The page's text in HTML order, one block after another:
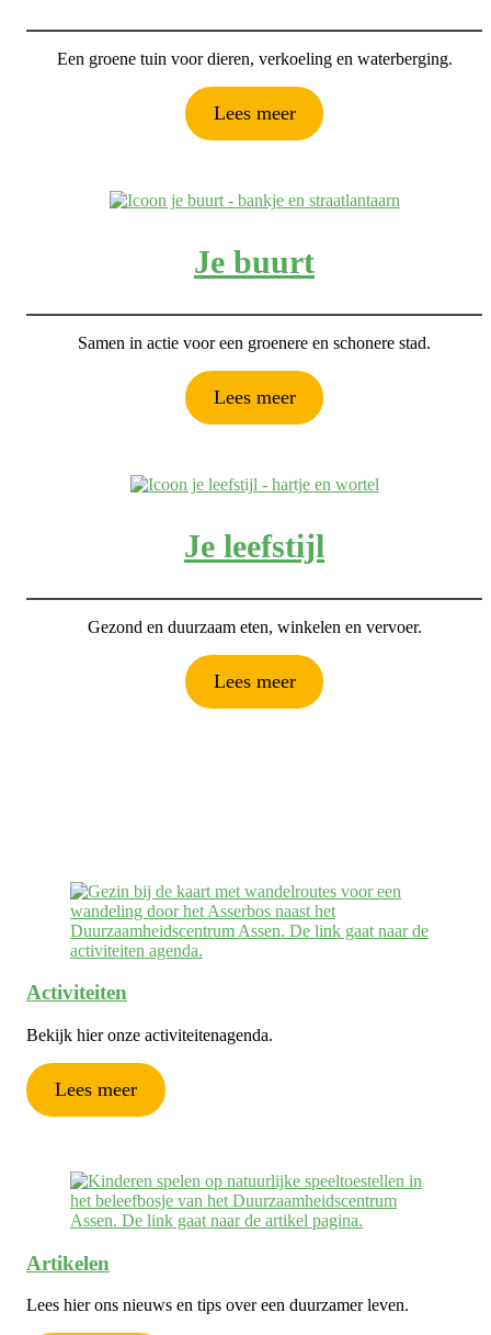
Een groene tuin voor dieren, verkoeling en waterberging.
Lees meer
Je buurt
Samen in actie voor een groenere en schonere stad.
Lees meer
Je leefstijl
Gezond en duurzaam eten, winkelen en vervoer.
Lees meer
Activiteiten
Bekijk hier onze activiteitenagenda.
Lees meer
Artikelen
Lees hier ons nieuws en tips over een duurzamer leven.